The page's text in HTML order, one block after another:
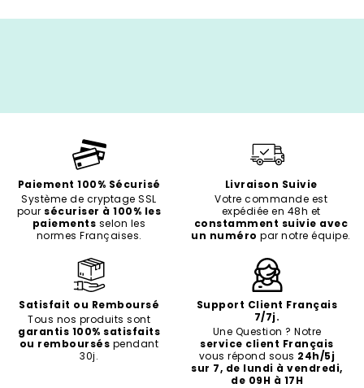
Paiement 100% Sécurisé
Système de cryptage SSL
pour sécuriser à 100% les
paiements selon les
normes Françaises.
Livraison Suivie
Votre commande est
expédiée en 48h et
constamment suivie avec
un numéro par notre équipe.
Satisfait ou Remboursé
Tous nos produits sont
garantis 100% satisfaits
ou remboursés pendant
30j.
Support Client Français
7/7j.
Une Question ? Notre
service client Français
vous répond sous 24h/5j
sur 7, de lundi à vendredi,
de 09H à 17H